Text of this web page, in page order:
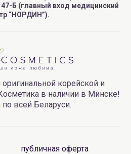
Б (главный вход медицинский
“НОРДИН”).
корейской и
в наличии в Минске!
всей Беларуси.
публичная оферта